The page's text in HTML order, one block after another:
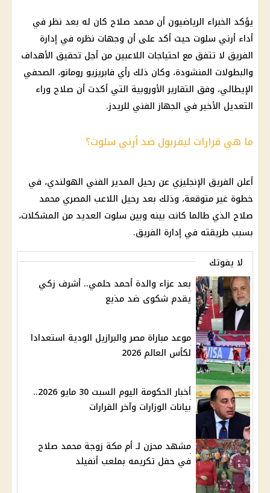
يؤكد الخبراء الرياضيون أن محمد صلاح كان له بعد نظر في
أداء أرني سلوت حيث أكد على أن وجهات نظره في إدارة
الفريق لا تتفق مع احتياجات اللاعبين من أجل تحقيق الأهداف
والبطولات المنشودة، وكان ذلك رأي فابريزيو رومانو، الصحفي
الإيطالي، وفق التقارير الأوروبية التي أكدت أن صلاح وراء
التعديل الأخير في الجهاز الفني للريدز.
ما هي قرارات ليفربول ضد أرني سلوت؟
أعلن الفريق الإنجليزي عن رحيل المدير الفني الهولندي، في
خطوة غير متوقعة، وذلك بعد رحيل اللاعب المصري محمد
صلاح الذي طالما كانت بينه وبين سلوت العديد من المشكلات،
بسبب طريقته في إدارة الفريق.
لا يفوتك
بعد عزاء والدة أحمد حلمي.. أشرف زكي
يقدم شكوى ضد مذيع
موعد مباراة مصر والبرازيل الودية استعدادا
لكأس العالم 2026
أخبار الحكومة اليوم السبت 30 مايو 2026..
بيانات الوزارات وآخر القرارات
مشهد محزن لـ أم مكة زوجة محمد صلاح
في حفل تكريمه بملعب أنفيلد